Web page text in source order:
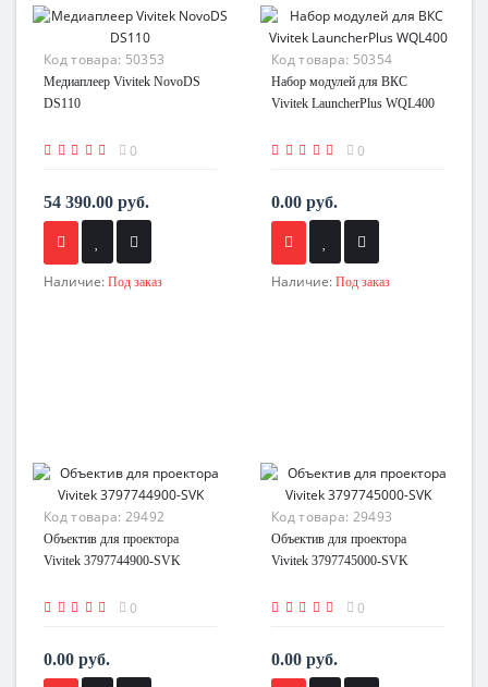
Код товара: 50353
Медиаплеер Vivitek NovoDS
DS110
0
54 390.00 руб.
Наличие: Под заказ
Код товара: 50354
Набор модулей для ВКС
Vivitek LauncherPlus WQL400
0
0.00 руб.
Наличие: Под заказ
Код товара: 29492
Объектив для проектора
Vivitek 3797744900-SVK
0
0.00 руб.
Код товара: 29493
Объектив для проектора
Vivitek 3797745000-SVK
0
0.00 руб.